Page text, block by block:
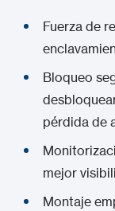
Fuerza de
Bloqueo
pérdida de
mejor
Montaje